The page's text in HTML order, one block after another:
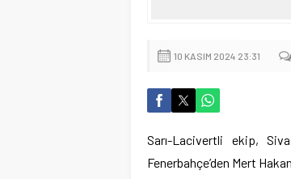
10 KASIM 2024 23:31
Sarı-Lacivertli ekip,
Fenerbahçe’den Mert